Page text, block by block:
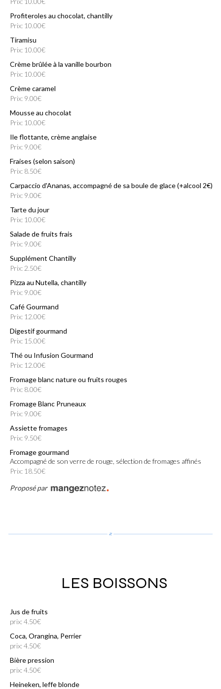
Profiteroles au chocolat, chantilly
Prix: 10.00€
Tiramisu
Prix: 10.00€
Crème brûlée à la vanille bourbon
Prix: 10.00€
Crème caramel
Prix: 9.00€
Mousse au chocolat
Prix: 10.00€
Ile flottante, crème anglaise
Prix: 9.00€
Fraises (selon saison)
Prix: 8.50€
Carpaccio d'Ananas, accompagné de sa boule de glace (+alcool 2€)
Prix: 9.00€
Tarte du jour
Prix: 10.00€
Salade de fruits frais
Prix: 9.00€
Supplément Chantilly
Prix: 2.50€
Pizza au Nutella, chantilly
Prix: 9.00€
Café Gourmand
Prix: 12.00€
Digestif gourmand
Prix: 15.00€
Thé ou Infusion Gourmand
Prix: 12.00€
Fromage blanc nature ou fruits rouges
Prix: 8.00€
Fromage Blanc Pruneaux
Prix: 9.00€
Assiette fromages
Prix: 9.50€
Fromage gourmand
Accompagné de son verre de rouge, sélection de fromages affinés
Prix: 18.50€
Proposé par
LES BOISSONS
Jus de fruits
prix: 4.50€
Coca, Orangina, Perrier
prix: 4.50€
Bière pression
prix: 4.50€
Heineken, leffe blonde